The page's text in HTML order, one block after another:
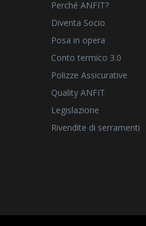
Perché ANFIT?
Diventa Socio
Posa in opera
Conto termico 3.0
Polizze Assicurative
Quality ANFIT
Legislazione
Rivendite di serramenti